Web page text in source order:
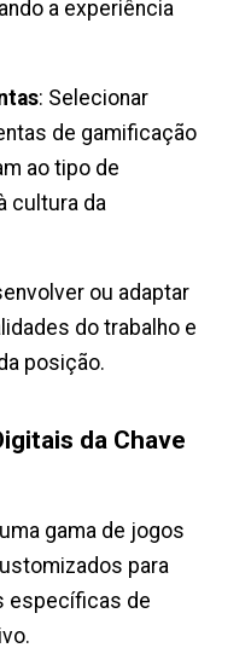
a experiência
: Selecionar
de gamificação
ao tipo de
cultura da
ou adaptar
do trabalho e
posição.
da Chave
gama de jogos
para
específicas de